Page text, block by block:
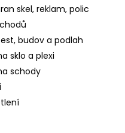
skel, reklam, polic
budov a podlah
sklo a plexi
schody